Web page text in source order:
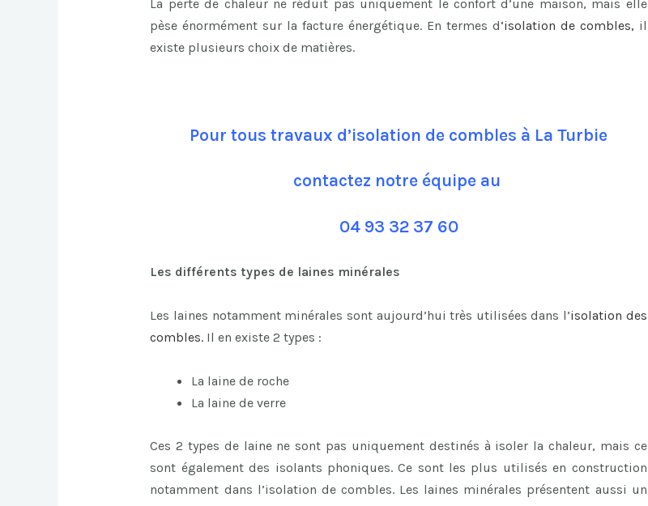
La perte de chaleur ne réduit pas uniquement le confort d’une maison, mais elle
pèse énormément sur la facture énergétique. En termes d‘isolation de combles, il
existe plusieurs choix de matières.
Pour tous travaux d’isolation de combles à La Turbie
contactez notre équipe au
04 93 32 37 60
Les différents types de laines minérales
Les laines notamment minérales sont aujourd’hui très utilisées dans l’isolation des
combles. Il en existe 2 types :
La laine de roche
La laine de verre
Ces 2 types de laine ne sont pas uniquement destinés à isoler la chaleur, mais ce
sont également des isolants phoniques. Ce sont les plus utilisés en construction
notamment dans l’isolation de combles. Les laines minérales présentent aussi un